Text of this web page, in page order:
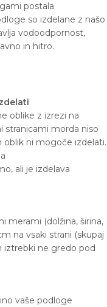
postala
so izdelane z našo
vodoodpornost,
in hitro.
oblike z izrezi na
stranicami morda niso
oblik ni mogoče izdelati.
ali je izdelava
merami (dolžina, širina,
na vsaki strani (skupaj
iztrebki ne gredo pod
vaše podloge